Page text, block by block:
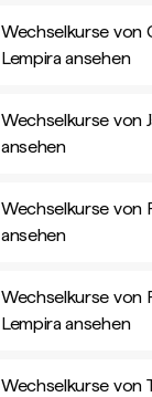
Wechselkurse von
Lempira ansehen
Wechselkurse von
ansehen
Wechselkurse von
ansehen
Wechselkurse von
Lempira ansehen
Wechselkurse von